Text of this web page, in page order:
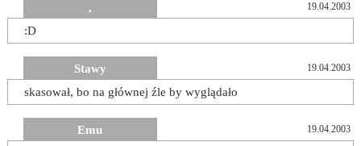
, 19.04.2003
:D
Stawy 19.04.2003
skasował, bo na głównej źle by wyglądało
Emu 19.04.2003